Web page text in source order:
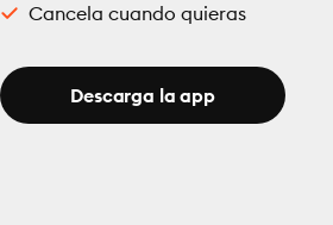
Cancela cuando quieras
Descarga la app